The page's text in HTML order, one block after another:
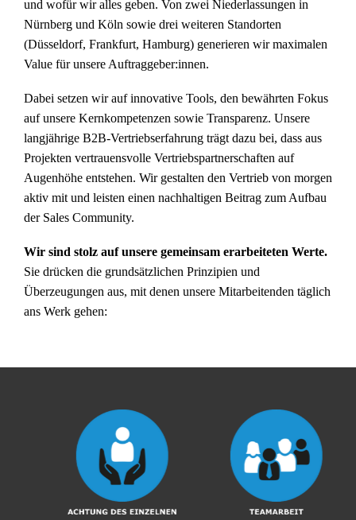
und wofür wir alles geben. Von zwei Niederlassungen in
Nürnberg und Köln sowie drei weiteren Standorten
(Düsseldorf, Frankfurt, Hamburg) generieren wir maximalen
Value für unsere Auftraggeber:innen.
Dabei setzen wir auf innovative Tools, den bewährten Fokus
auf unsere Kernkompetenzen sowie Transparenz. Unsere
langjährige B2B-Vertriebserfahrung trägt dazu bei, dass aus
Projekten vertrauensvolle Vertriebspartnerschaften auf
Augenhöhe entstehen. Wir gestalten den Vertrieb von morgen
aktiv mit und leisten einen nachhaltigen Beitrag zum Aufbau
der Sales Community.
Wir sind stolz auf unsere gemeinsam erarbeiteten Werte.
Sie drücken die grundsätzlichen Prinzipien und
Überzeugungen aus, mit denen unsere Mitarbeitenden täglich
ans Werk gehen: